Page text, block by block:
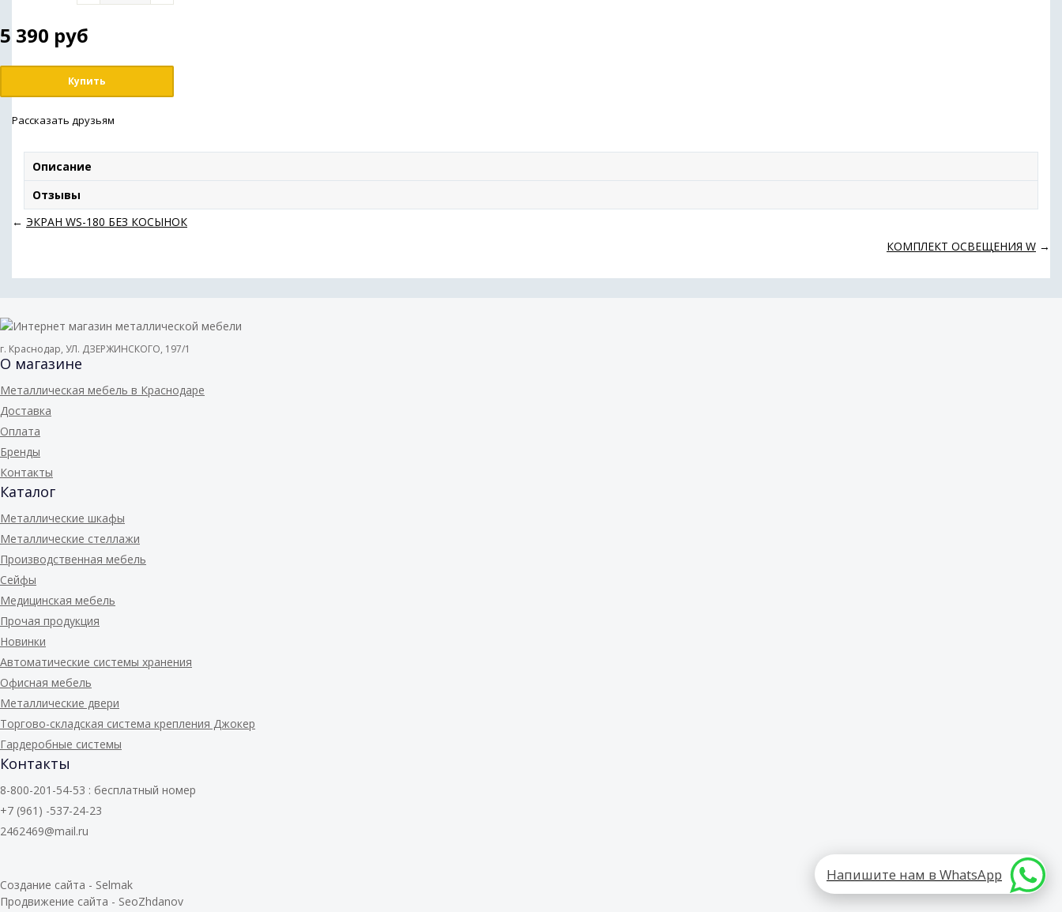
5 390 руб
Купить
Рассказать друзьям
Описание
Отзывы
← ЭКРАН WS-180 БЕЗ КОСЫНОК
КОМПЛЕКТ ОСВЕЩЕНИЯ W →
г. Краснодар, УЛ. ДЗЕРЖИНСКОГО, 197/1
О магазине
Металлическая мебель в Краснодаре
Доставка
Оплата
Бренды
Контакты
Каталог
Металлические шкафы
Металлические стеллажи
Производственная мебель
Сейфы
Медицинская мебель
Прочая продукция
Новинки
Автоматические системы хранения
Офисная мебель
Металлические двери
Торгово-складская система крепления Джокер
Гардеробные системы
Контакты
8-800-201-54-53 : бесплатный номер
+7 (961) -537-24-23
2462469@mail.ru
Создание сайта - Selmak
Продвижение сайта - SeoZhdanov
Напишите нам в WhatsApp